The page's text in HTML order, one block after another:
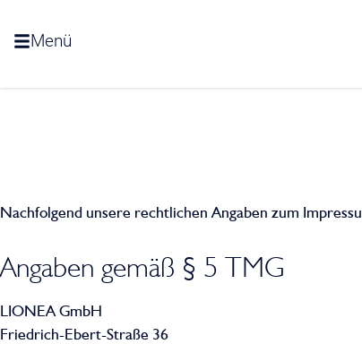
Menü
Nachfolgend unsere rechtlichen Angaben zum
Angaben gemäß § 5 TMG
LIONEA GmbH
Friedrich-Ebert-Straße 36